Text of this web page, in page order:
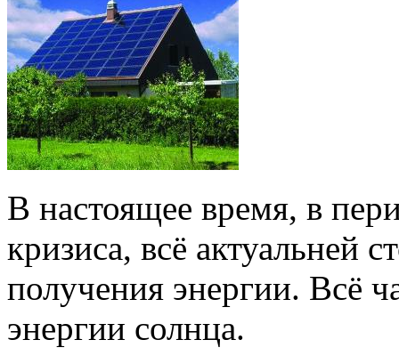
В настоящее время, в
кризиса, всё актуальней
получения энергии. Всё
энергии солнца.